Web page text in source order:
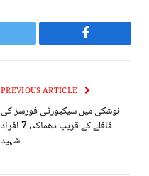
Facebook
نوشکی میں سیکیورٹی فورسز کی
قافلے کے قریب دھماکہ، 7 افراد
شہید